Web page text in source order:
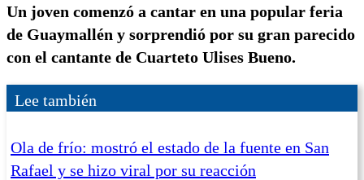
Un joven comenzó a cantar en una popular feria
de Guaymallén y sorprendió por su gran parecido
con el cantante de Cuarteto Ulises Bueno.
Lee también
Ola de frío: mostró el estado de la fuente en San
Rafael y se hizo viral por su reacción